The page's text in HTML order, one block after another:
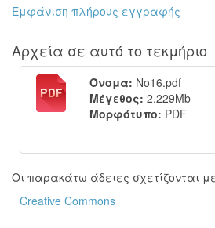
Εμφάνιση πλήρους εγγραφής
Αρχεία σε αυτό το τεκμήριο
Όνομα: No16.pdf
Μέγεθος: 2.229Mb
Μορφότυπο: PDF
Οι παρακάτω άδειες σχετίζονται
Creative Commons